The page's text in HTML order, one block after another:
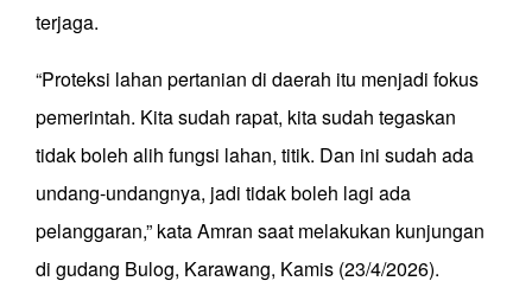
terjaga.
“Proteksi lahan pertanian di daerah itu menjadi fokus
pemerintah. Kita sudah rapat, kita sudah tegaskan
tidak boleh alih fungsi lahan, titik. Dan ini sudah ada
undang-undangnya, jadi tidak boleh lagi ada
pelanggaran,” kata Amran saat melakukan kunjungan
di gudang Bulog, Karawang, Kamis (23/4/2026).